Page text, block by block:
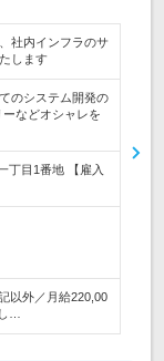
社内インフラのサ
します
のシステム開発の
などオシャレを
丁目1番地 【雇入
以外／月給220,00
…